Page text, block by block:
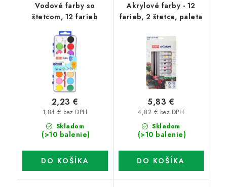
Vodové farby so
štetcom, 12 farieb
Skladom
(>10 balenie)
1,84 € bez DPH
2,23 €
DO KOŠÍKA
Akrylové farby - 12
farieb, 2 štetce, paleta
Skladom
(>10 balenie)
4,82 € bez DPH
5,83 €
DO KOŠÍKA